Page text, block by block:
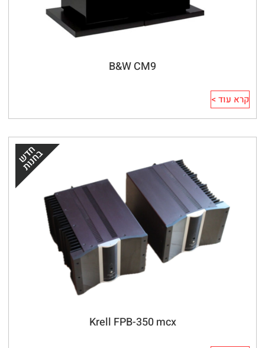
B&W CM9
קרא עוד >
Krell FPB-350 mcx